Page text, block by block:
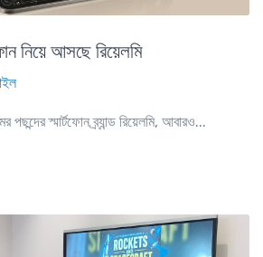
নিয়ে আসছে রিয়েলমি
স্মার্টফোন ব্র্যান্ড রিয়েলমি, আবারও...